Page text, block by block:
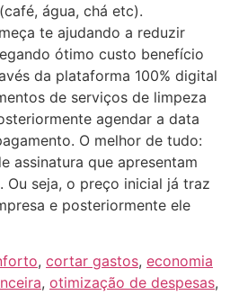
água, chá etc).
te ajudando a reduzir
ótimo custo benefício
da plataforma 100% digital
de serviços de limpeza
agendar a data
O melhor de tudo:
assinatura que apresentam
Ou seja, o preço inicial já traz
e posteriormente ele
, cortar gastos, economia
, otimização de despesas,